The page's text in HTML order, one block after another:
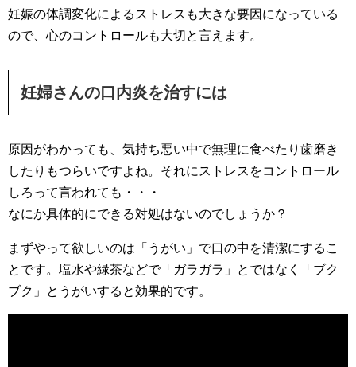
妊娠の体調変化によるストレスも大きな要因になっている
ので、心のコントロールも大切と言えます。
妊婦さんの口内炎を治すには
原因がわかっても、気持ち悪い中で無理に食べたり歯磨き
したりもつらいですよね。それにストレスをコントロール
しろって言われても・・・
なにか具体的にできる対処はないのでしょうか？
まずやって欲しいのは「うがい」で口の中を清潔にするこ
とです。塩水や緑茶などで「ガラガラ」とではなく「ブク
ブク」とうがいすると効果的です。